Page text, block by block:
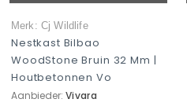
Merk: Cj Wildlife
Nestkast Bilbao
WoodStone Bruin 32 Mm |
Houtbetonnen Vo
Aanbieder: Vivara